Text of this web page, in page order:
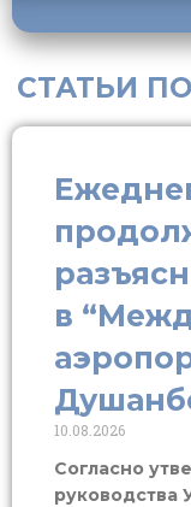
СТАТЬИ
в
10.08.2026
Согласно
руководства